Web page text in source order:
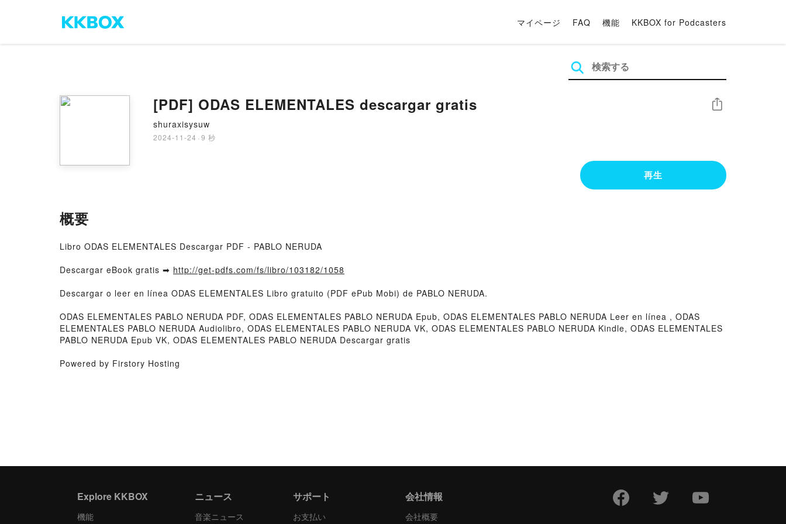
マイページ FAQ 機能 KKBOX for Podcasters
[PDF] ODAS ELEMENTALES descargar gratis
shuraxisysuw
2024-11-24 · 9 秒
シェア
再生
概要
Libro ODAS ELEMENTALES Descargar PDF - PABLO NERUDA
Descargar eBook gratis ➡ http://get-pdfs.com/fs/libro/103182/1058
Descargar o leer en línea ODAS ELEMENTALES Libro gratuito (PDF ePub Mobi) de PABLO NERUDA.
ODAS ELEMENTALES PABLO NERUDA PDF, ODAS ELEMENTALES PABLO NERUDA Epub, ODAS ELEMENTALES PABLO NERUDA Leer en línea , ODAS
ELEMENTALES PABLO NERUDA Audiolibro, ODAS ELEMENTALES PABLO NERUDA VK, ODAS ELEMENTALES PABLO NERUDA Kindle, ODAS ELEMENTALES
PABLO NERUDA Epub VK, ODAS ELEMENTALES PABLO NERUDA Descargar gratis
Powered by Firstory Hosting
Explore KKBOX
機能
ニュース
音楽ニュース
サポート
お支払い
会社情報
会社概要